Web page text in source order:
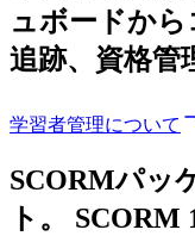
ュボードか
追跡、資格管
学習者管理について
SCORMパッ
ト。
SCORM